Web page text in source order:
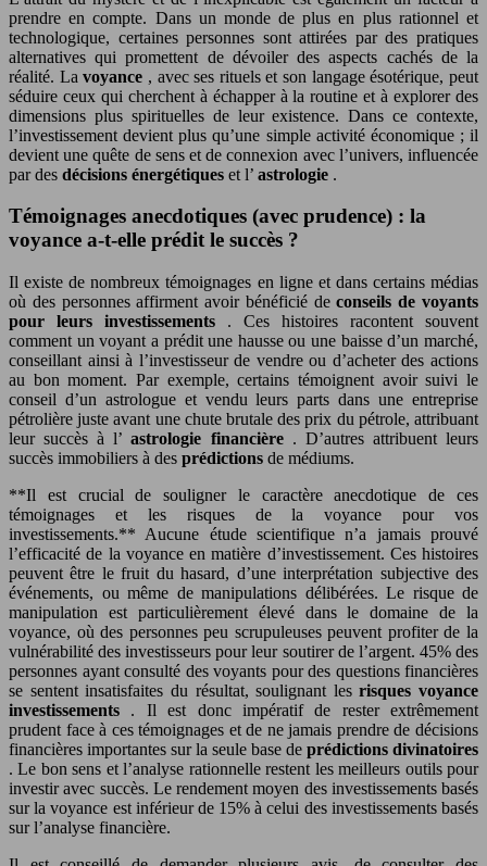
prendre en compte. Dans un monde de plus en plus rationnel et
technologique, certaines personnes sont attirées par des pratiques
alternatives qui promettent de dévoiler des aspects cachés de la
réalité. Lavoyance , avec ses rituels et son langage ésotérique, peut
séduire ceux qui cherchent à échapper à la routine et à explorer des
dimensions plus spirituelles de leur existence. Dans ce contexte,
l’investissement devient plus qu’une simple activité économique ; il
devient une quête de sens et de connexion avec l’univers, influencée
par des décisions énergétiques et l’ astrologie .
Témoignages anecdotiques (avec prudence) : la
voyance a-t-elle prédit le succès ?
Il existe de nombreux témoignages en ligne et dans certains médias
où des personnes affirment avoir bénéficié deconseils de voyants
pour leurs investissements . Ces histoires racontent souvent
comment un voyant a prédit une hausse ou une baisse d’un marché,
conseillant ainsi à l’investisseur de vendre ou d’acheter des actions
au bon moment. Par exemple, certains témoignent avoir suivi le
conseil d’un astrologue et vendu leurs parts dans une entreprise
pétrolière juste avant une chute brutale des prix du pétrole, attribuant
leur succès à l’astrologie financière . D’autres attribuent leurs
succès immobiliers à des prédictions de médiums.
**Il est crucial de souligner le caractère anecdotique de ces
témoignages et les risques de la voyance pour vos
investissements.** Aucune étude scientifique n’a jamais prouvé
l’efficacité de la voyance en matière d’investissement. Ces histoires
peuvent être le fruit du hasard, d’une interprétation subjective des
événements, ou même de manipulations délibérées. Le risque de
manipulation est particulièrement élevé dans le domaine de la
voyance, où des personnes peu scrupuleuses peuvent profiter de la
vulnérabilité des investisseurs pour leur soutirer de l’argent. 45% des
personnes ayant consulté des voyants pour des questions financières
se sentent insatisfaites du résultat, soulignant lesrisques voyance
investissements . Il est donc impératif de rester extrêmement
prudent face à ces témoignages et de ne jamais prendre de décisions
financières importantes sur la seule base de prédictions divinatoires
. Le bon sens et l’analyse rationnelle restent les meilleurs outils pour
investir avec succès. Le rendement moyen des investissements basés
sur la voyance est inférieur de 15% à celui des investissements basés
sur l’analyse financière.